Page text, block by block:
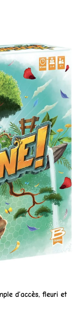
d’accès, fleuri et